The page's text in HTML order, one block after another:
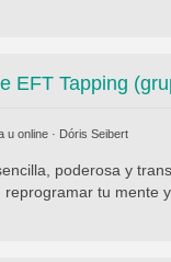
EFT Tapping
u online · Dóris Seibert
poderosa y
reprogramar tu mente